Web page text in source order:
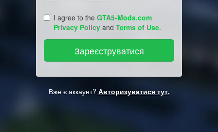
I agree to the GTA5-Mods.com
Privacy Policy and Terms of Use.
Вже є аккаунт? Авторизуватися тут.